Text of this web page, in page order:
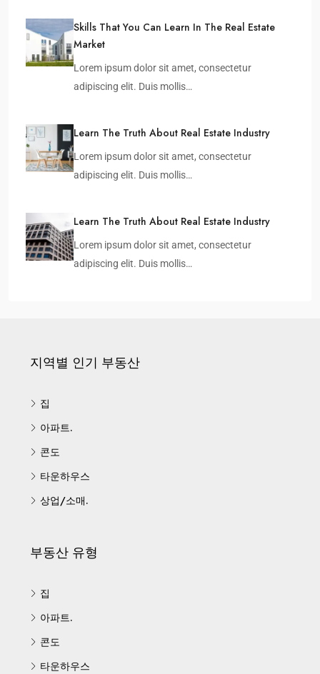
Skills That You Can Learn In The Real Estate
Market
Lorem ipsum dolor sit amet, consectetur
adipiscing elit. Duis mollis…
Learn The Truth About Real Estate Industry
Lorem ipsum dolor sit amet, consectetur
adipiscing elit. Duis mollis…
Learn The Truth About Real Estate Industry
Lorem ipsum dolor sit amet, consectetur
adipiscing elit. Duis mollis…
지역별 인기 부동산
집
아파트.
콘도
타운하우스
상업/소매.
부동산 유형
집
아파트.
콘도
타운하우스